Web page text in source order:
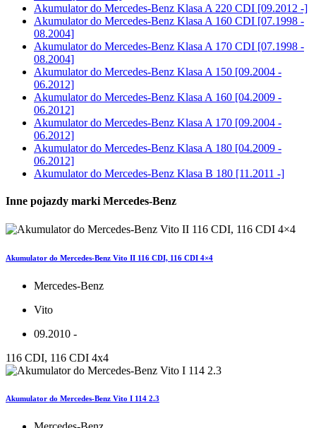
Akumulator do Mercedes-Benz Klasa A 220 CDI [09.2012 -]
Akumulator do Mercedes-Benz Klasa A 160 CDI [07.1998 -
08.2004]
Akumulator do Mercedes-Benz Klasa A 170 CDI [07.1998 -
08.2004]
Akumulator do Mercedes-Benz Klasa A 150 [09.2004 -
06.2012]
Akumulator do Mercedes-Benz Klasa A 160 [04.2009 -
06.2012]
Akumulator do Mercedes-Benz Klasa A 170 [09.2004 -
06.2012]
Akumulator do Mercedes-Benz Klasa A 180 [04.2009 -
06.2012]
Akumulator do Mercedes-Benz Klasa B 180 [11.2011 -]
Inne pojazdy marki Mercedes-Benz
Akumulator do Mercedes-Benz Vito II 116 CDI, 116 CDI 4×4
Mercedes-Benz
Vito
09.2010 -
116 CDI, 116 CDI 4x4
Akumulator do Mercedes-Benz Vito I 114 2.3